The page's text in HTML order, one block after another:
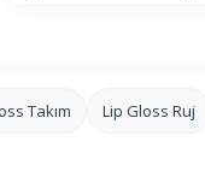
Takım Lip Gloss Ruj